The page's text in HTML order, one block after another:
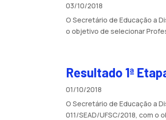
03/10/2018
O Secretário de Educação a
o objetivo de selecionar
Resultado 1ª
01/10/2018
O Secretário de Educação a
011/SEAD/UFSC/2018, com o